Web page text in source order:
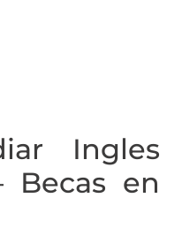
Ingles
Becas en